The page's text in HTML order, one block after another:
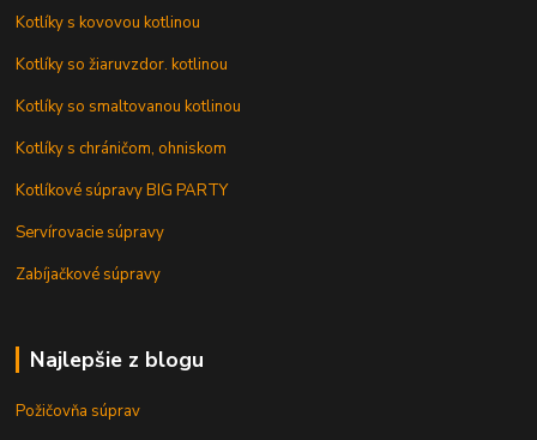
Kotlíky s kovovou kotlinou
Kotlíky so žiaruvzdor. kotlinou
Kotlíky so smaltovanou kotlinou
Kotlíky s chráničom, ohniskom
Kotlíkové súpravy BIG PARTY
Servírovacie súpravy
Zabíjačkové súpravy
Najlepšie z blogu
Požičovňa súprav